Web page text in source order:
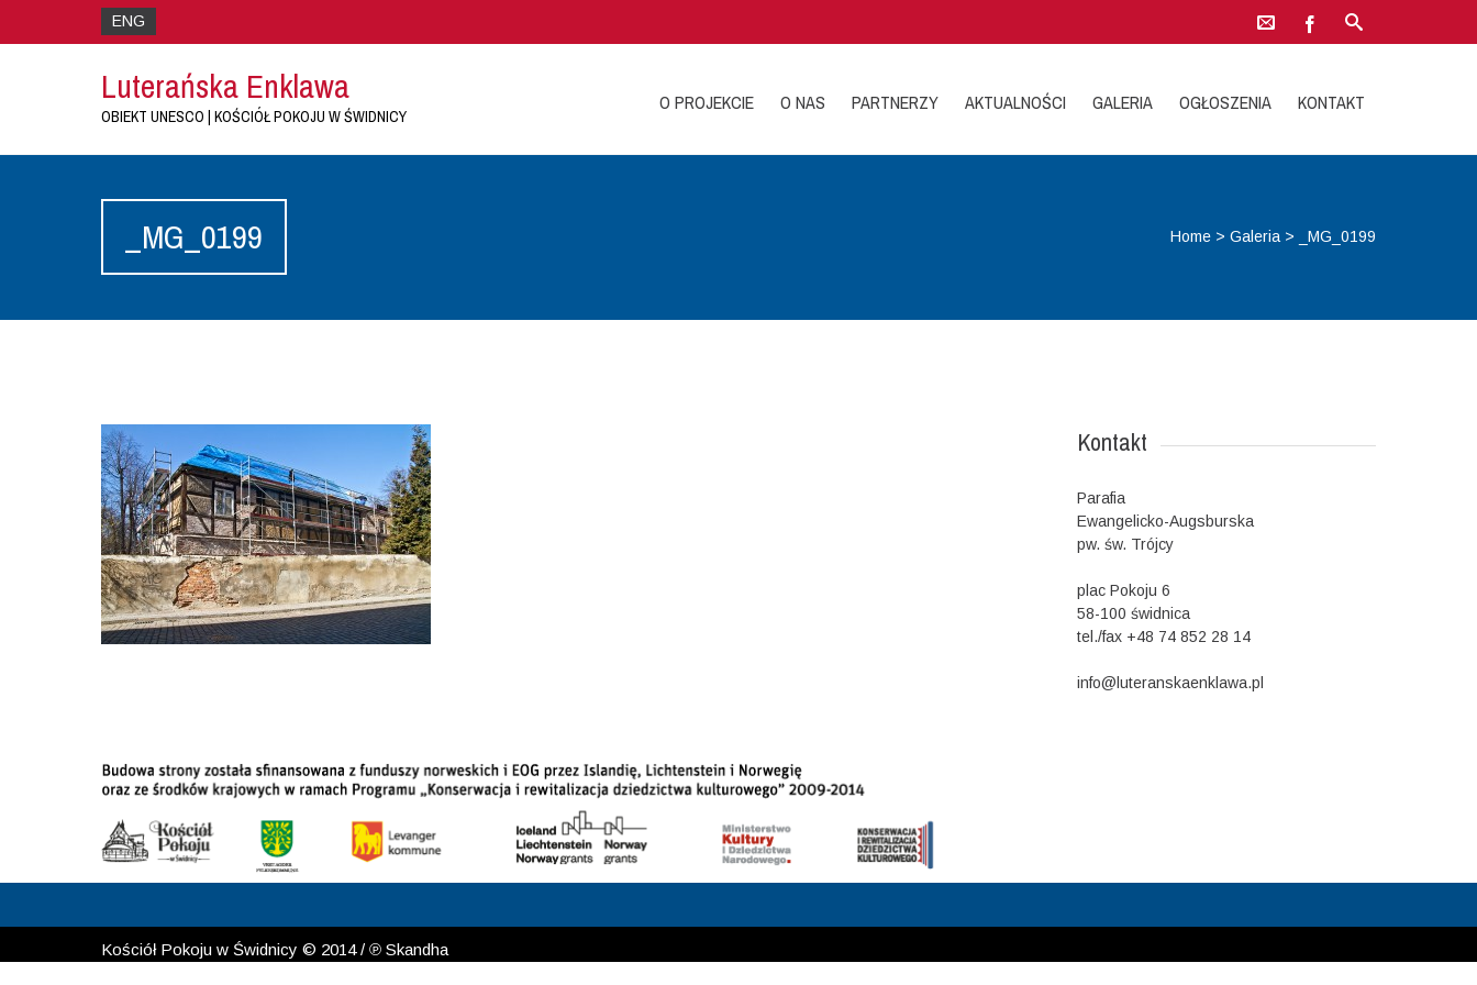
ENG
Luterańska Enklawa
OBIEKT UNESCO | KOŚCIÓŁ POKOJU W ŚWIDNICY
O PROJEKCIE O NAS PARTNERZY AKTUALNOŚCI GALERIA OGŁOSZENIA KONTAKT
_MG_0199 Home >Galeria > _MG_0199
Kontakt
Parafia
Ewangelicko-Augsburska
pw. św. Trójcy
plac Pokoju 6
58-100 świdnica
tel./fax +48 74 852 28 14
info@luteranskaenklawa.pl
Kościół Pokoju w Świdnicy © 2014 / ℗ Skandha